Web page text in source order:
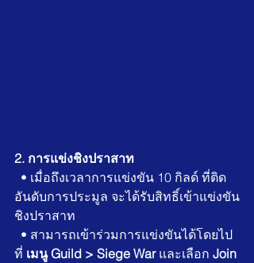
2. การแข่งชิงปราสาท
อันดับการประมูล จะได้รับสิทธิ์เข้าแข่งขัน
ชิงปราสาท
ที่ เมนู Guild > Siege War และเลือก Join